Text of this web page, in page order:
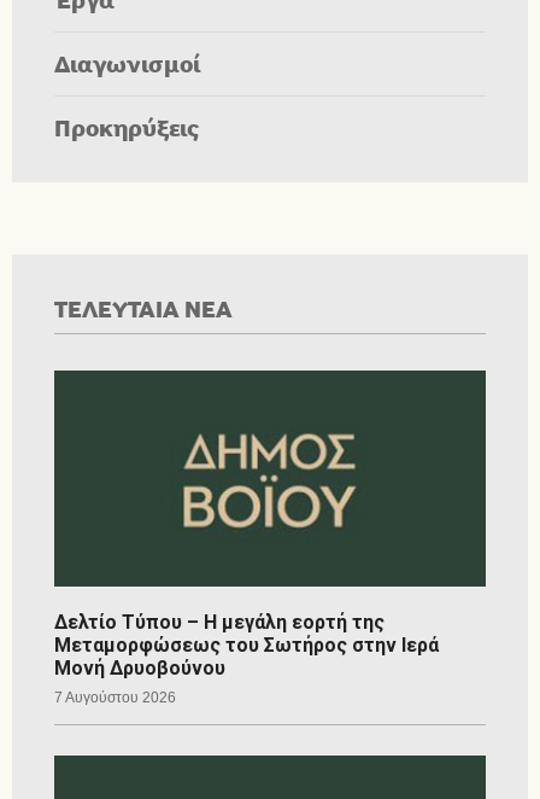
Διαγωνισμοί
Προκηρύξεις
ΤΕΛΕΥΤΑΙΑ ΝΕΑ
Δελτίο Τύπου – Η μεγάλη εορτή της
Μεταμορφώσεως του Σωτήρος στην Ιερά
Μονή Δρυοβούνου
7 Αυγούστου 2026